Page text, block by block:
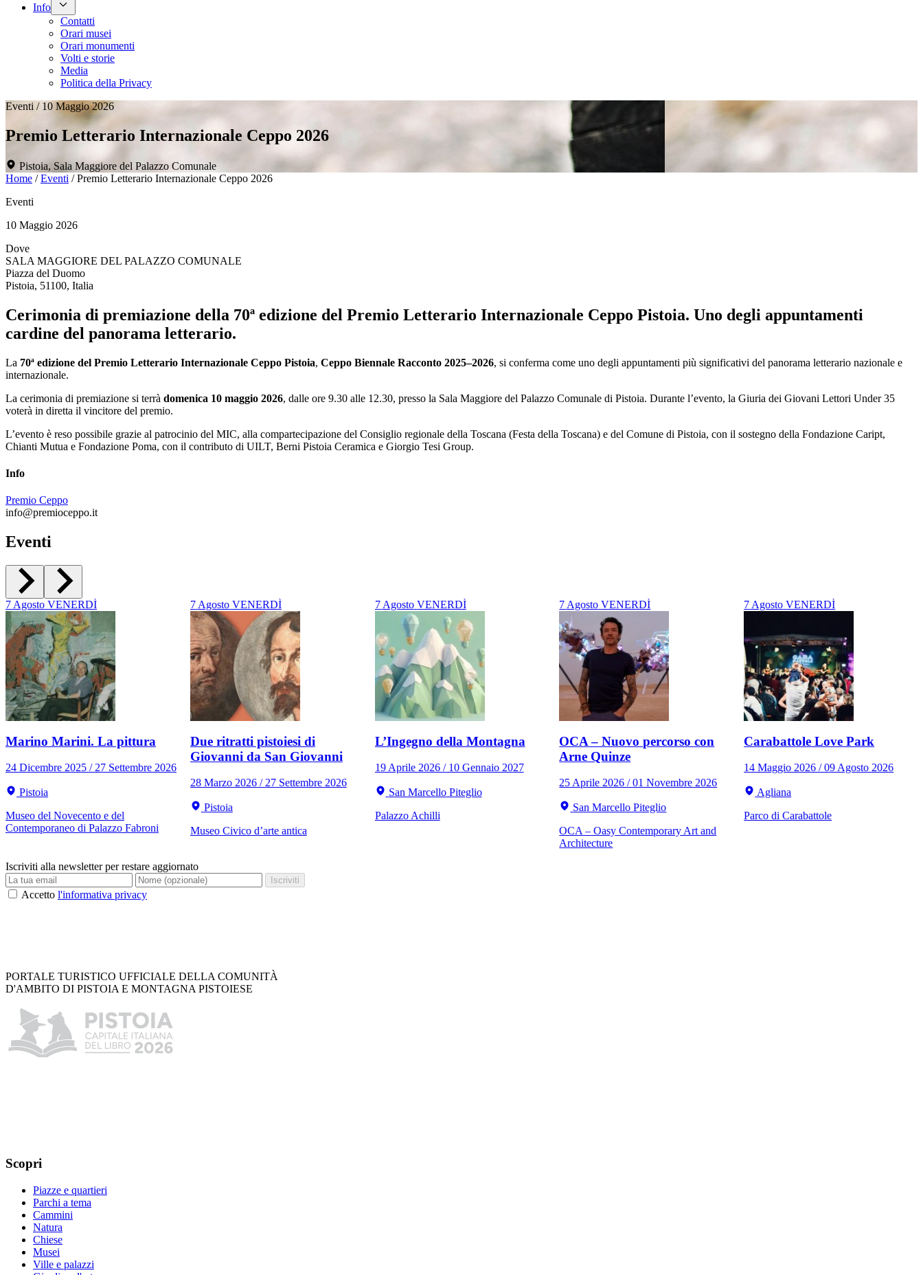
Info
Contatti
Orari musei
Orari monumenti
Volti e storie
Media
Politica della Privacy
Eventi / 10 Maggio 2026
Premio Letterario Internazionale Ceppo 2026
Pistoia, Sala Maggiore del Palazzo Comunale
Home /Eventi /Premio Letterario Internazionale Ceppo 2026
Eventi
10 Maggio 2026
Dove
SALA MAGGIORE DEL PALAZZO COMUNALE
Piazza del Duomo
Pistoia, 51100, Italia
Cerimonia di premiazione della 70ª edizione del Premio Letterario Internazionale Ceppo Pistoia. Uno degli appuntamenti
cardine del panorama letterario.
La 70ª edizione del Premio Letterario Internazionale Ceppo Pistoia, Ceppo Biennale Racconto 2025–2026, si conferma come uno degli appuntamenti più significativi del panorama letterario nazionale e
internazionale.
La cerimonia di premiazione si terrà domenica 10 maggio 2026, dalle ore 9.30 alle 12.30, presso la Sala Maggiore del Palazzo Comunale di Pistoia. Durante l’evento, la Giuria dei Giovani Lettori Under 35
voterà in diretta il vincitore del premio.
L’evento è reso possibile grazie al patrocinio del MIC, alla compartecipazione del Consiglio regionale della Toscana (Festa della Toscana) e del Comune di Pistoia, con il sostegno della Fondazione Caript,
Chianti Mutua e Fondazione Poma, con il contributo di UILT, Berni Pistoia Ceramica e Giorgio Tesi Group.
Info
Premio Ceppo
info@premioceppo.it
Eventi
7 Agosto VENERDÌ
Marino Marini. La pittura
24 Dicembre 2025 / 27 Settembre 2026
Pistoia
Museo del Novecento e del
Contemporaneo di Palazzo Fabroni
7 Agosto VENERDÌ
Due ritratti pistoiesi di
Giovanni da San Giovanni
28 Marzo 2026 / 27 Settembre 2026
Pistoia
Museo Civico d’arte antica
7 Agosto VENERDÌ
L’Ingegno della Montagna
19 Aprile 2026 / 10 Gennaio 2027
San Marcello Piteglio
Palazzo Achilli
7 Agosto VENERDÌ
OCA – Nuovo percorso con
Arne Quinze
25 Aprile 2026 / 01 Novembre 2026
San Marcello Piteglio
OCA – Oasy Contemporary Art and
Architecture
7 Agosto VENERDÌ
Carabattole Love Park
14 Maggio 2026 / 09 Agosto 2026
Agliana
Parco di Carabattole
Iscriviti alla newsletter per restare aggiornato
Iscriviti
Accetto l'informativa privacy
PORTALE TURISTICO UFFICIALE DELLA COMUNITÀ
D'AMBITO DI PISTOIA E MONTAGNA PISTOIESE
Scopri
Piazze e quartieri
Parchi a tema
Cammini
Natura
Chiese
Musei
Ville e palazzi